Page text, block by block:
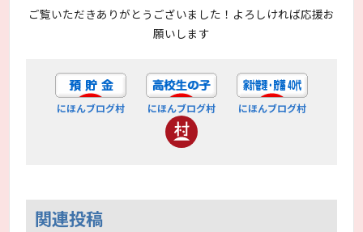
ご覧いただきありがとうございました！よろしければ応援お
願いします
にほんブログ村 にほんブログ村 にほんブログ村
関連投稿